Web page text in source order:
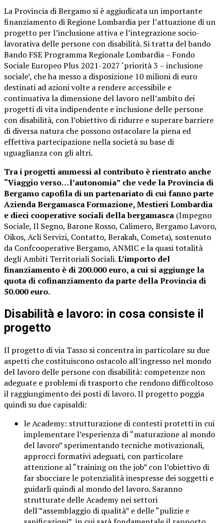
La Provincia di Bergamo si è aggiudicata un importante
finanziamento di Regione Lombardia per l’attuazione di un
progetto per l’inclusione attiva e l’integrazione socio-
lavorativa delle persone con disabilità. Si tratta del bando
Bando FSE Programma Regionale Lombardia – Fondo
Sociale Europeo Plus 2021-2027 ‘priorità 3 – inclusione
sociale’, che ha messo a disposizione 10 milioni di euro
destinati ad azioni volte a rendere accessibile e
continuativa la dimensione del lavoro nell’ambito dei
progetti di vita indipendente e inclusione delle persone
con disabilità, con l’obiettivo di ridurre e superare barriere
di diversa natura che possono ostacolare la piena ed
effettiva partecipazione nella società su base di
uguaglianza con gli altri.
Tra i progetti ammessi al contributo è rientrato anche
“Viaggio verso…l’autonomia” che vede la Provincia di
Bergamo capofila di un partenariato di cui fanno parte
Azienda Bergamasca Formazione, Mestieri Lombardia
e dieci cooperative sociali della bergamasca (Impegno
Sociale, Il Segno, Barone Rosso, Calimero, Bergamo Lavoro,
Oikos, Acli Servizi, Contatto, Berakah, Cometa), sostenuto
da Confcooperative Bergamo, ANMIC e la quasi totalità
degli Ambiti Territoriali Sociali.L’importo del
finanziamento è di 200.000 euro, a cui si aggiunge la
quota di cofinanziamento da parte della Provincia di
50.000 euro.
Disabilità e lavoro: in cosa consiste il
progetto
Il progetto di via Tasso si concentra in particolare su due
aspetti che costituiscono ostacolo all’ingresso nel mondo
del lavoro delle persone con disabilità: competenze non
adeguate e problemi di trasporto che rendono difficoltoso
il raggiungimento dei posti di lavoro. Il progetto poggia
quindi su due capisaldi:
le Academy: strutturazione di contesti protetti in cui
implementare l’esperienza di “maturazione al mondo
del lavoro” sperimentando tecniche motivazionali,
approcci formativi adeguati, con particolare
attenzione al “training on the job” con l’obiettivo di
far sbocciare le potenzialità inespresse dei soggetti e
guidarli quindi al mondo del lavoro. Saranno
strutturate delle Academy nei settori
dell'”assemblaggio di qualità” e delle “pulizie e